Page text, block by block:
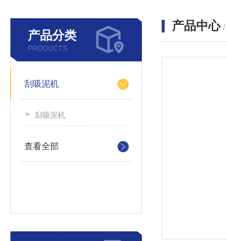
产品分类
PRODUCTS
刮吸泥机
刮吸泥机
查看全部
产品中心 /